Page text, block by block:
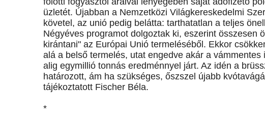
üzletét. Újabban a Nemzetközi Világkereskedelmi
követel, az unió pedig belátta: tarthatatlan a teljes
Négyéves programot dolgoztak ki, eszerint összesen
kirántani" az Európai Unió termeléséből. Ekkor
alá a belső termelés, utat engedve akár a
alig egymillió tonnás eredménnyel járt. Az idén a
határozott, ám ha szükséges, őszszel újabb
tájékoztatott Fischer Béla.
*